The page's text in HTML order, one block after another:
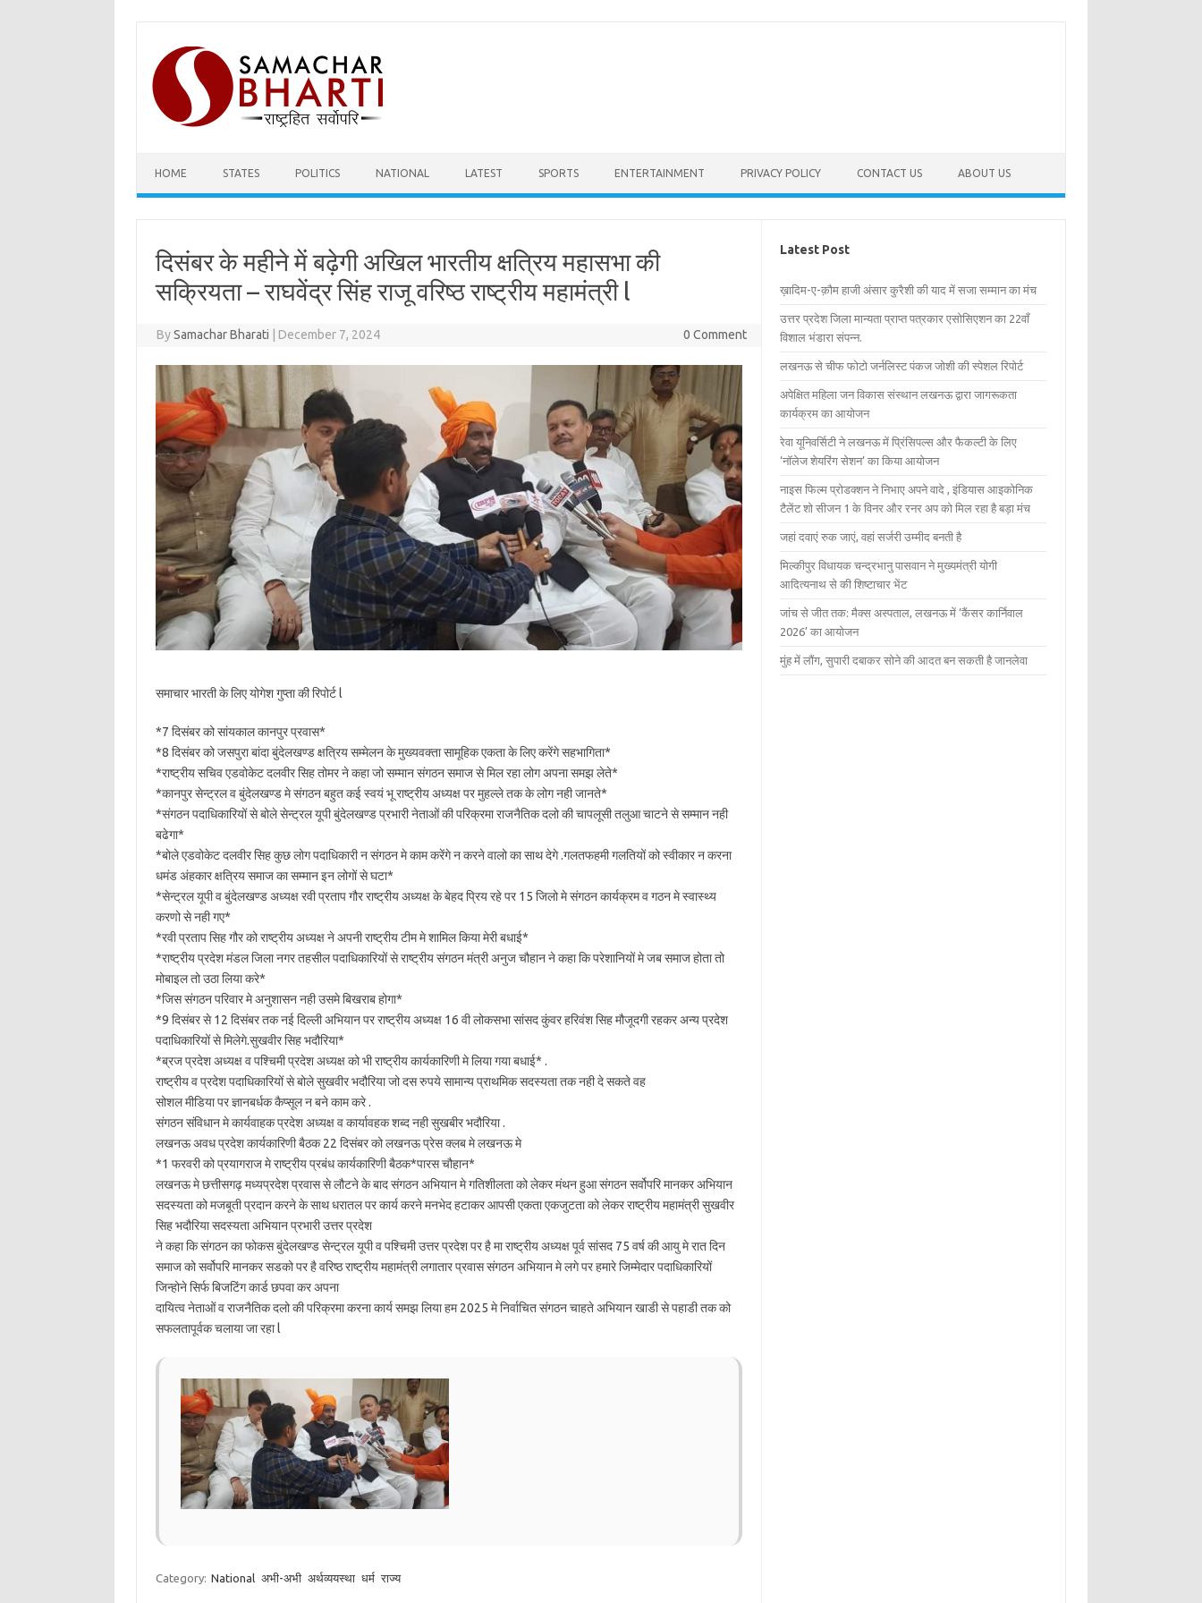
content
HOME STATES POLITICS NATIONAL LATEST SPORTS ENTERTAINMENT PRIVACY POLICY CONTACT US ABOUT US
दिसंबर के महीने में बढ़ेगी अखिल भारतीय क्षत्रिय महासभा की
सक्रियता – राघवेंद्र सिंह राजू वरिष्ठ राष्ट्रीय महामंत्री l
BySamachar Bharati December 7, 2024 0 Comment
समाचार भारती के लिए योगेश गुप्ता की रिपोर्ट l
*7 दिसंबर को सांयकाल कानपुर प्रवास*
*8 दिसंबर को जसपुरा बांदा बुंदेलखण्ड क्षत्रिय सम्मेलन के मुख्यवक्ता सामूहिक एकता के लिए करेंगे सहभागिता*
*राष्ट्रीय सचिव एडवोकेट दलवीर सिह तोमर ने कहा जो सम्मान संगठन समाज से मिल रहा लोग अपना समझ लेते*
*कानपुर सेन्ट्रल व बुंदेलखण्ड मे संगठन बहुत कई स्वयं भू राष्ट्रीय अध्यक्ष पर मुहल्ले तक के लोग नही जानते*
*संगठन पदाधिकारियों से बोले सेन्ट्रल यूपी बुंदेलखण्ड प्रभारी नेताओं की परिक्रमा राजनैतिक दलो की चापलूसी तलुआ चाटने से सम्मान नही
बढेगा*
*बोले एडवोकेट दलवीर सिह कुछ लोग पदाधिकारी न संगठन मे काम करेंगे न करने वालो का साथ देगे .गलतफहमी गलतियों को स्वीकार न करना
धमंड अंहकार क्षत्रिय समाज का सम्मान इन लोगों से घटा*
*सेन्ट्रल यूपी व बुंदेलखण्ड अध्यक्ष रवी प्रताप गौर राष्ट्रीय अध्यक्ष के बेहद प्रिय रहे पर 15 जिलो मे संगठन कार्यक्रम व गठन मे स्वास्थ्य
करणो से नही गए*
*रवी प्रताप सिह गौर को राष्ट्रीय अध्यक्ष ने अपनी राष्ट्रीय टीम मे शामिल किया मेरी बधाई*
*राष्ट्रीय प्रदेश मंडल जिला नगर तहसील पदाधिकारियों से राष्ट्रीय संगठन मंत्री अनुज चौहान ने कहा कि परेशानियों मे जब समाज होता तो
मोबाइल तो उठा लिया करे*
*जिस संगठन परिवार मे अनुशासन नही उसमे बिखराब होगा*
*9 दिसंबर से 12 दिसंबर तक नई दिल्ली अभियान पर राष्ट्रीय अध्यक्ष 16 वी लोकसभा सांसद कुंवर हरिवंश सिह मौजूदगी रहकर अन्य प्रदेश
पदाधिकारियों से मिलेगे.सुखवीर सिह भदौरिया*
*ब्रज प्रदेश अध्यक्ष व पश्चिमी प्रदेश अध्यक्ष को भी राष्ट्रीय कार्यकारिणी मे लिया गया बधाई* .
राष्ट्रीय व प्रदेश पदाधिकारियों से बोले सुखवीर भदौरिया जो दस रुपये सामान्य प्राथमिक सदस्यता तक नही दे सकते वह
सोशल मीडिया पर ज्ञानबर्धक कैप्सूल न बने काम करे .
संगठन संविधान मे कार्यवाहक प्रदेश अध्यक्ष व कार्यावहक शब्द नही सुखबीर भदौरिया .
लखनऊ अवध प्रदेश कार्यकारिणी बैठक 22 दिसंबर को लखनऊ प्रेस क्लब मे लखनऊ मे
*1 फरवरी को प्रयागराज मे राष्ट्रीय प्रबंध कार्यकारिणी बैठक*पारस चौहान*
लखनऊ मे छत्तीसगढ़ मध्यप्रदेश प्रवास से लौटने के बाद संगठन अभियान मे गतिशीलता को लेकर मंथन हुआ संगठन सर्वोपरि मानकर अभियान
सदस्यता को मजबूती प्रदान करने के साथ धरातल पर कार्य करने मनभेद हटाकर आपसी एकता एकजुटता को लेकर राष्ट्रीय महामंत्री सुखवीर
सिह भदौरिया सदस्यता अभियान प्रभारी उत्तर प्रदेश
ने कहा कि संगठन का फोकस बुंदेलखण्ड सेन्ट्रल यूपी व पश्चिमी उत्तर प्रदेश पर है मा राष्ट्रीय अध्यक्ष पूर्व सांसद 75 वर्ष की आयु मे रात दिन
समाज को सर्वोपरि मानकर सडको पर है वरिष्ठ राष्ट्रीय महामंत्री लगातार प्रवास संगठन अभियान मे लगे पर हमारे जिम्मेदार पदाधिकारियों
जिन्होने सिर्फ बिजटिंग कार्ड छपवा कर अपना
दायित्व नेताओं व राजनैतिक दलो की परिक्रमा करना कार्य समझ लिया हम 2025 मे निर्वाचित संगठन चाहते अभियान खाडी से पहाडी तक को
सफलतापूर्वक चलाया जा रहा l
Category: National अभी-अभी अर्थव्ययस्था धर्म राज्य
Latest Post
ख़ादिम-ए-क़ौम हाजी अंसार कुरैशी की याद में सजा सम्मान का मंच
उत्तर प्रदेश जिला मान्यता प्राप्त पत्रकार एसोसिएशन का 22वाँ
विशाल भंडारा संपन्न.
लखनऊ से चीफ फोटो जर्नलिस्ट पंकज जोशी की स्पेशल रिपोर्ट
अपेक्षित महिला जन विकास संस्थान लखनऊ द्वारा जागरूकता
कार्यक्रम का आयोजन
रेवा यूनिवर्सिटी ने लखनऊ में प्रिंसिपल्स और फैकल्टी के लिए
‘नॉलेज शेयरिंग सेशन’ का किया आयोजन
नाइस फिल्म प्रोडक्शन ने निभाए अपने वादे , इंडियास आइकोनिक
टैलेंट शो सीजन 1 के विनर और रनर अप को मिल रहा है बड़ा मंच
जहां दवाएं रुक जाएं, वहां सर्जरी उम्मीद बनती है
मिल्कीपुर विधायक चन्द्रभानु पासवान ने मुख्यमंत्री योगी
आदित्यनाथ से की शिष्टाचार भेंट
जांच से जीत तक: मैक्स अस्पताल, लखनऊ में ‘कैंसर कार्निवाल
2026’ का आयोजन
मुंह में लौंग, सुपारी दबाकर सोने की आदत बन सकती है जानलेवा